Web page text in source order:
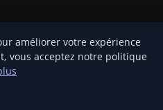
Tous droits réservés.
améliorer votre expérience
vous acceptez notre politique